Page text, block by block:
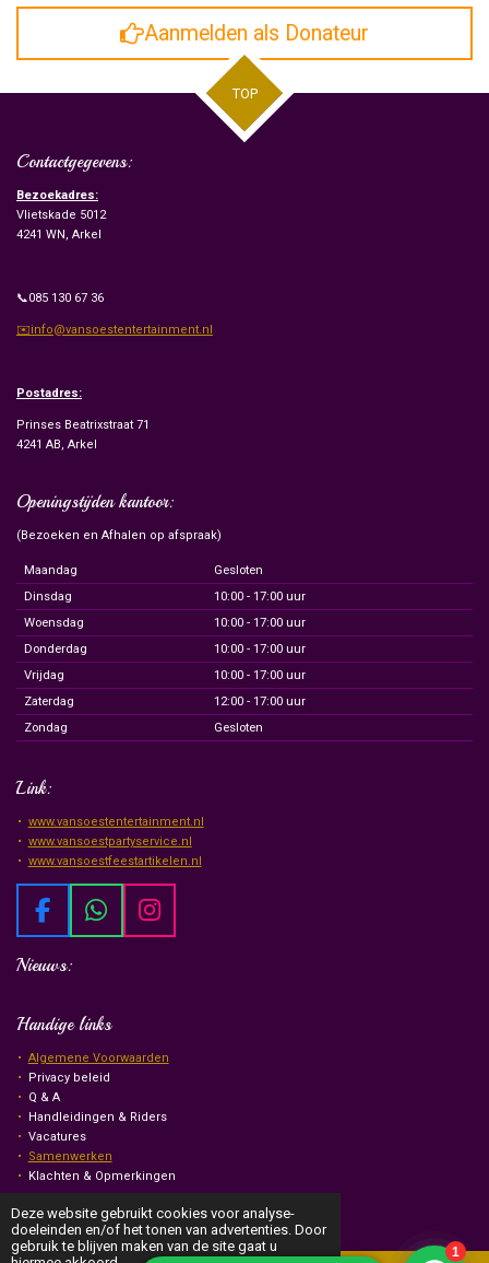
Deze website gebruikt cookies voor analyse-
doeleinden en/of het tonen van advertenties. Door
gebruik te blijven maken van de site gaat u
Aanmelden als Donateur
TOP
Contactgegevens:
Bezoekadres:
Vlietskade 5012
4241 WN, Arkel
📞085 130 67 36
✉️info@vansoestentertainment.nl
Postadres:
Prinses Beatrixstraat 71
4241 AB, Arkel
Openingstijden kantoor:
(Bezoeken en Afhalen op afspraak)
Maandag
Gesloten
Dinsdag
10:00 - 17:00 uur
Woensdag
10:00 - 17:00 uur
Donderdag
10:00 - 17:00 uur
Vrijdag
10:00 - 17:00 uur
Zaterdag
12:00 - 17:00 uur
Zondag
Gesloten
Link:
www.vansoestentertainment.nl
www.vansoestpartyservice.nl
www.vansoestfeestartikelen.nl
F
c
b
o
k
W
s
A
p
I
g
r
m
Nieuws:
Handige links
Algemene Voorwaarden
Privacy beleid
Q & A
Handleidingen & Riders
Vacatures
Samenwerken
Klachten & Opmerkingen
© Van Soest Events & Entertainment 2026